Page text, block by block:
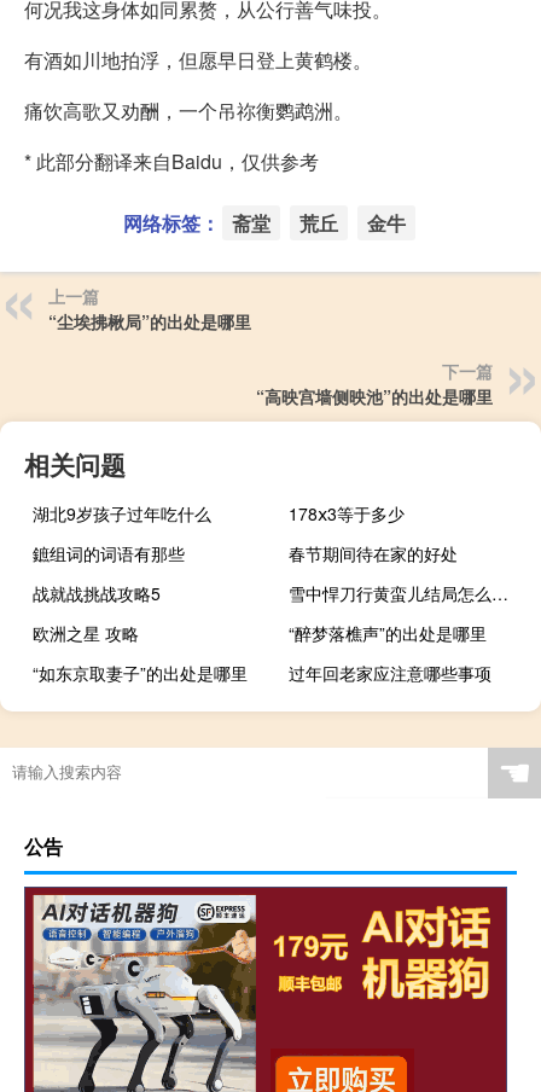
何况我这身体如同累赘，从公行善气味投。
有酒如川地拍浮，但愿早日登上黄鹤楼。
痛饮高歌又劝酬，一个吊祢衡鹦鹉洲。
* 此部分翻译来自Baidu，仅供参考
网络标签： 斋堂 荒丘 金牛
上一篇
“尘埃拂楸局”的出处是哪里
下一篇
“高映宫墙侧映池”的出处是哪里
相关问题
湖北9岁孩子过年吃什么
178ⅹ3等于多少
鏣组词的词语有那些
春节期间待在家的好处
战就战挑战攻略5
雪中悍刀行黄蛮儿结局怎么样（雪中悍刀行黄蛮儿结局）
欧洲之星 攻略
“醉梦落樵声”的出处是哪里
“如东京取妻子”的出处是哪里
过年回老家应注意哪些事项
☚
公告